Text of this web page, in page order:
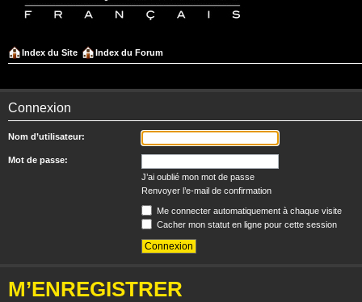
Index du Site Index du Forum
Connexion
Nom d’utilisateur:
Mot de passe:
J’ai oublié mon mot de passe
Renvoyer l’e-mail de confirmation
Me connecter automatiquement à chaque visite
Cacher mon statut en ligne pour cette session
M’ENREGISTRER